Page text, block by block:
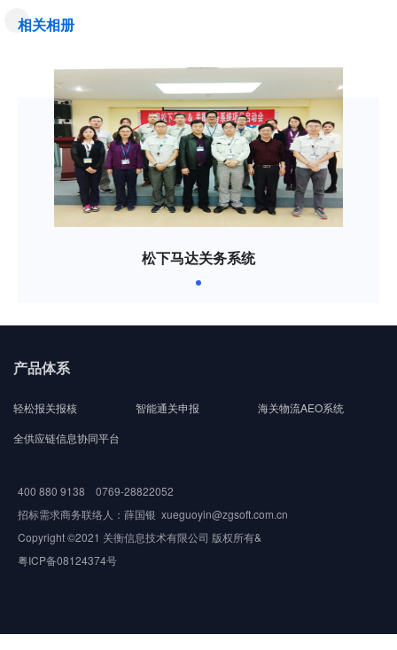
相关相册
松下马达关务系统
产品体系
轻松报关报核 智能通关申报
海关物流AEO系统
全供应链信息协同平台
400 880 9138 0769-28822052
招标需求商务联络人：薛国银 xueguoyin@zgsoft.com.cn
Copyright ©2021 关衡信息技术有限公司 版权所有&
粤ICP备08124374号